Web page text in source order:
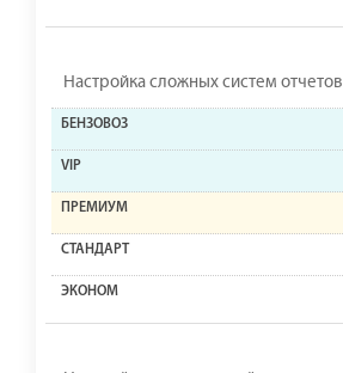
Настройка сложных систем отчетов